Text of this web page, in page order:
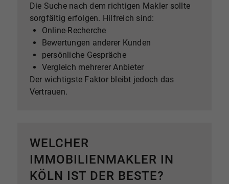
Die Suche nach dem richtigen Makler sollte
sorgfältig erfolgen. Hilfreich sind:
Online-Recherche
Bewertungen anderer Kunden
persönliche Gespräche
Vergleich mehrerer Anbieter
Der wichtigste Faktor bleibt jedoch das
Vertrauen.
WELCHER
IMMOBILIENMAKLER IN
KÖLN IST DER BESTE?